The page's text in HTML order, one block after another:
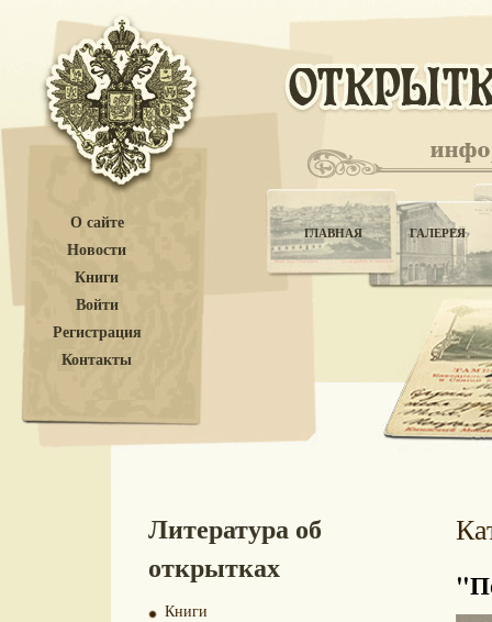
О сайте
Новости
Книги
Войти
Регистрация
Контакты
ГЛАВНАЯ ГАЛЕРЕЯ
Литература об
открытках
Книги